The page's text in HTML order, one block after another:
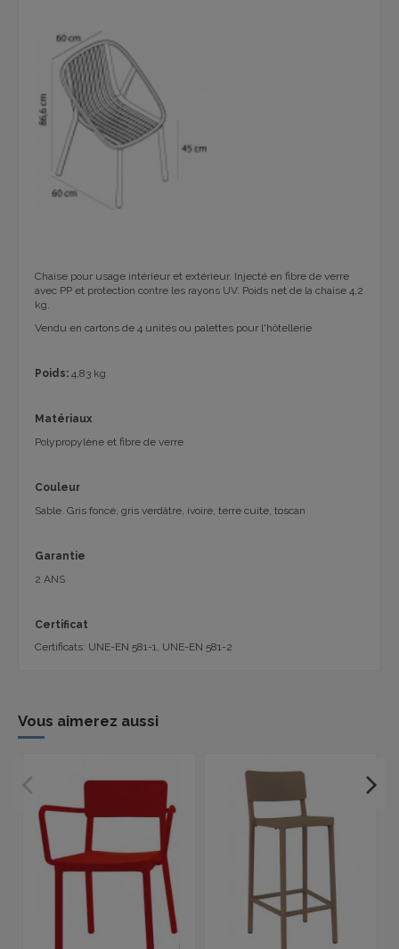
Chaise pour usage intérieur et extérieur. Injecté en fibre de verre
avec PP et protection contre les rayons UV. Poids net de la chaise 4,2
kg.
Vendu en cartons de 4 unités ou palettes pour l'hôtellerie
Poids: 4,83 kg
Matériaux
Polypropylène et fibre de verre
Couleur
Sable. Gris foncé, gris verdâtre, ivoire, terre cuite, toscan
Garantie
2 ANS
Certificat
Certificats: UNE-EN 581-1, UNE-EN 581-2
Vous aimerez aussi